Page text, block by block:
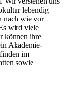
lebendig
nach wie vor
wird viele
können ihre
Akademie-
im
sowie